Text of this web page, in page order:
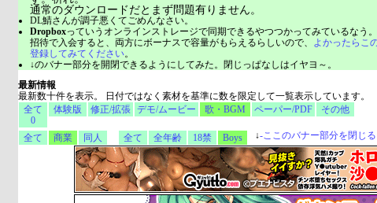
通常のダウンロードだとまず問題有りません。
DL鯖さんが調子悪くてごめんなさい。
Dropboxっていうオンラインストレージで同期できるやつつかってみているなう。
招待で入会すると、両方にボーナスで容量がもらえるらしいので、 よかったらこ
登録してみてください。
↓のバナー部分を開閉できるようにしてみた。閉じっぱなしはイヤヨ～。
最新情報
最新数十件を表示。 日付ではなく素材を基準に数を限定して一覧表示しています。
全て
0
体験版 修正/拡張 デモ/ムービー 歌・BGM ペーパー/PDF その他
全て 商業 同人 全て 全年齢 18禁 Boys ↓-ここのバナー部分を閉じる